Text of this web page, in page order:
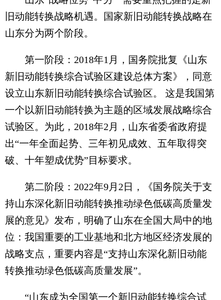
旧动能转换战略机遇。国家新旧动能转换战略在
山东分为两个阶段。
第一阶段：2018年1月，国务院批复《山东
新旧动能转换综合试验区建设总体方案》，同意
设立山东新旧动能转换综合试验区。 这是我国第
一个以新旧动能转换为主题的区域发展战略综合
试验区。为此，2018年2月，山东省委省政府提
出“一年全面起势、三年初见成效、五年取得突
破、十年塑成优势”目标要求。
第二阶段：2022年9月2日，《国务院关于支
持山东深化新旧动能转换推动绿色低碳高质量发
展的意见》发布，明确了山东在全国大局中的地
位：我国重要的工业基地和北方地区经济发展的
战略支点，重要内容是“支持山东深化新旧动能
转换推动绿色低碳高质量发展”。
“山东成为全国第一个新旧动能转换综合试